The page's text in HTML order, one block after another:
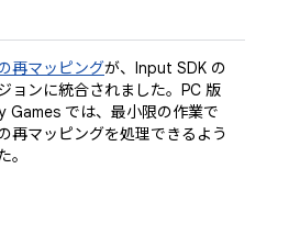
再マッピングが、Input SDK の
ョンに統合されました。PC 版
Games では、最小限の作業で
再マッピングを処理できるよう
。